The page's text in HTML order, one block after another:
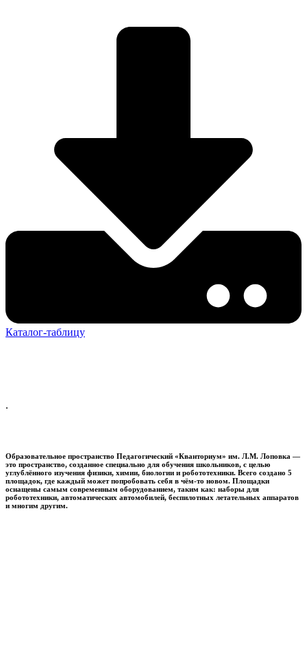
Каталог-таблицу
.
Образовательное пространство Педагогический «Кванториум» им. Л.М. Лоповка —
это пространство, созданное специально для обучения школьников, с целью
углублённого изучения физики, химии, биологии и робототехники. Всего создано 5
площадок, где каждый может попробовать себя в чём-то новом. Площадки
оснащены самым современным оборудованием, таким как: наборы для
робототехники, автоматических автомобилей, беспилотных летательных аппаратов
и многим другим.